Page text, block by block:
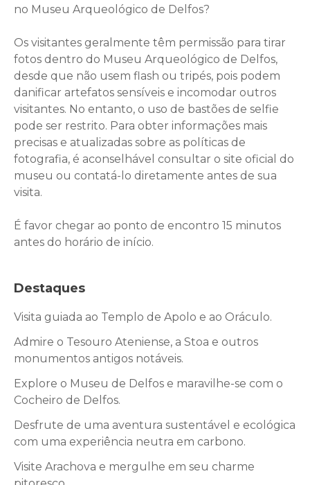
no Museu Arqueológico de Delfos?
Os visitantes geralmente têm permissão para tirar
fotos dentro do Museu Arqueológico de Delfos,
desde que não usem flash ou tripés, pois podem
danificar artefatos sensíveis e incomodar outros
visitantes. No entanto, o uso de bastões de selfie
pode ser restrito. Para obter informações mais
precisas e atualizadas sobre as políticas de
fotografia, é aconselhável consultar o site oficial do
museu ou contatá-lo diretamente antes de sua
visita.
É favor chegar ao ponto de encontro 15 minutos
antes do horário de início.
Destaques
Visita guiada ao Templo de Apolo e ao Oráculo.
Admire o Tesouro Ateniense, a Stoa e outros
monumentos antigos notáveis.
Explore o Museu de Delfos e maravilhe-se com o
Cocheiro de Delfos.
Desfrute de uma aventura sustentável e ecológica
com uma experiência neutra em carbono.
Visite Arachova e mergulhe em seu charme